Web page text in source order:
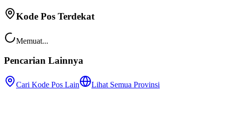
Kode Pos Terdekat
Memuat...
Pencarian Lainnya
Cari Kode Pos Lain Lihat Semua Provinsi